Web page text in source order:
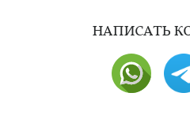
НAПИСАТЬ